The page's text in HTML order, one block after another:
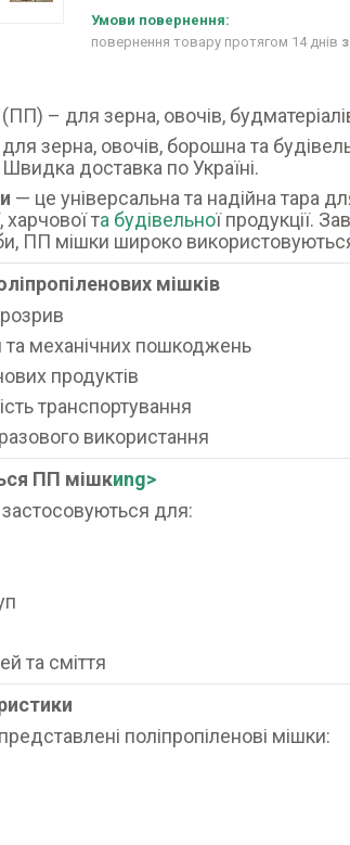
повернення товару протягом 14 днів
– для зерна, овочів,
зерна, овочів, борошна та
Швидка доставка по Україні.
— це універсальна та надійна тара
харчової та будівельної продукції.
ПП мішки широко використовуються
мішків
та механічних пошкоджень
продуктів
транспортування
використання
ПП мішкиng>
застосовуються для:
та сміття
поліпропіленові мішки: